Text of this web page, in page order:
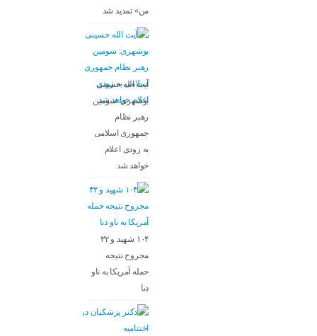
من» تمدید شد
آیت الله حسینی
بوشهری: سومین
رهبر نظام
جمهوری اسلامی
به زودی اعلام
خواهد شد
۱۰۴ شهید و ۳۲
مجروح نتیجه
حمله آمریکا به ناو
دنا